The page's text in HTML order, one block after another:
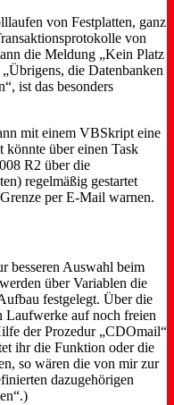
von Festplatten, ganz
von
die Meldung „Kein Platz
die Datenbanken
ist das besonders
mit einem VBSkript eine
über einen Task
R2 über die
regelmäßig gestartet
per E-Mail warnen.
besseren Auswahl beim
über Variablen die
festgelegt. Über die
Laufwerke auf noch freien
der Prozedur „CDOmail“
ihr die Funktion oder die
so wären die von mir zur
dazugehörigen